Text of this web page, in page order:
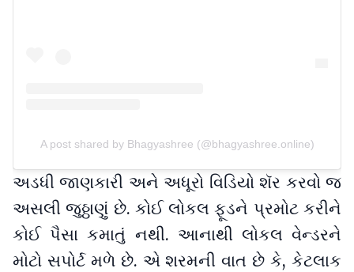
A post shared by Bhagyashree (@bhagyashree.online)
અડધી જાણકારી અને અધૂરો વિડિયો શૅર કરવો જ
અસલી જુઠ્ઠાણું છે. કોઈ લોકલ ફૂડને પ્રમોટ કરીને
કોઈ પૈસા કમાતું નથી. આનાથી લોકલ વેન્ડરને
મોટો સપોર્ટ મળે છે. એ શરમની વાત છે કે, કેટલાક